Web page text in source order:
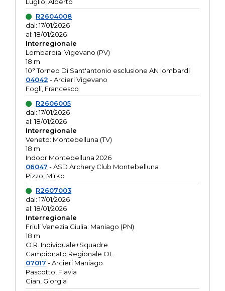
R2604008
dal: 17/01/2026
al: 18/01/2026
Interregionale
Lombardia: Vigevano (PV)
18 m
10° Torneo Di Sant'antonio esclusione AN lombardi
04042 - Arcieri Vigevano
Fogli, Francesco
R2606005
dal: 17/01/2026
al: 18/01/2026
Interregionale
Veneto: Montebelluna (TV)
18 m
Indoor Montebelluna 2026
06047 - ASD Archery Club Montebelluna
Pizzo, Mirko
R2607003
dal: 17/01/2026
al: 18/01/2026
Interregionale
Friuli Venezia Giulia: Maniago (PN)
18 m
O.R. Individuale+Squadre
Campionato Regionale OL
07017 - Arcieri Maniago
Pascotto, Flavia
Cian, Giorgia